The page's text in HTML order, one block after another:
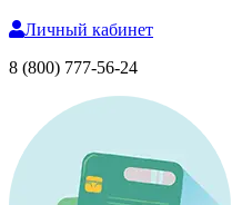
Личный кабинет
8 (800) 777-56-24